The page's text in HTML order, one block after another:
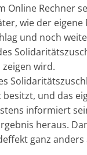
Online Rechner
wie der
und noch
wird.
und das
informiert
heraus.
ganz anders